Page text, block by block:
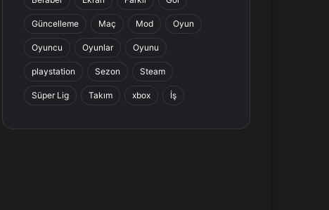
k
n
a
m
Güncelleme Maç Mod Oyun
Oyuncu Oyunlar Oyunu
playstation Sezon Steam
Süper Lig Takım xbox İş